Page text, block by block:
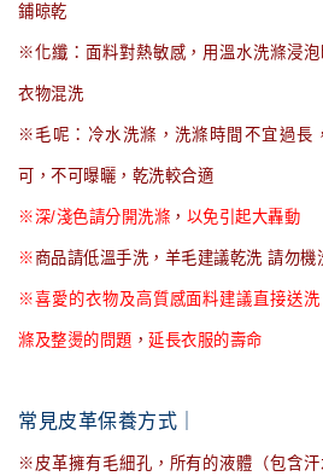
鋪晾乾
※化纖：面料對熱敏感，用溫水洗滌浸
衣物混洗
※毛呢：冷水洗滌，洗滌時間不宜過長
可，不可曝曬，乾洗較合適
※深/淺色請分開洗滌 ， 以免引起大轟動
※商品請低溫手洗，羊毛建議乾洗 請勿機
※喜愛的衣物及高質感面料建議直接送洗
滌及整燙的問題 ， 延長衣服的壽命
常見皮革保養方式｜
※皮革擁有毛細孔，所有的液體（包含